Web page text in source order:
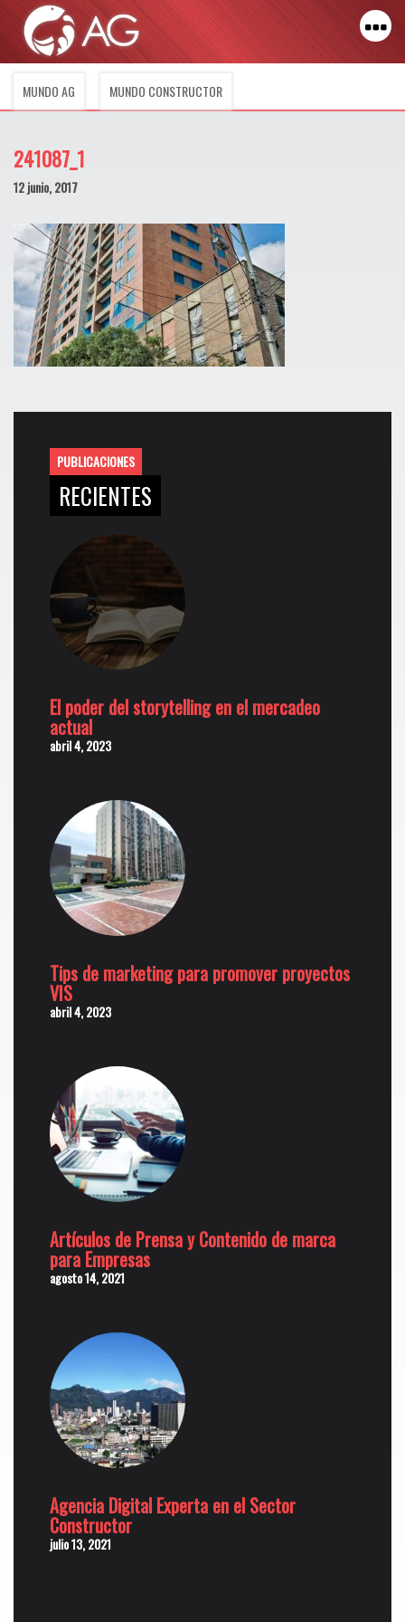
MUNDO AG MUNDO CONSTRUCTOR
241087_1
12 junio, 2017
PUBLICACIONES
RECIENTES
El poder del storytelling en el mercadeo
actual
abril 4, 2023
Tips de marketing para promover proyectos
VIS
abril 4, 2023
Artículos de Prensa y Contenido de marca
para Empresas
agosto 14, 2021
Agencia Digital Experta en el Sector
Constructor
julio 13, 2021